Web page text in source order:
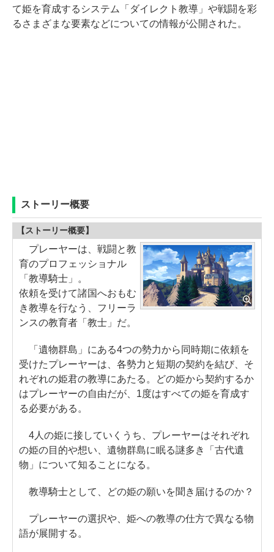
て姫を育成するシステム「ダイレクト教導」や戦闘を彩
るさまざまな要素などについての情報が公開された。
ストーリー概要
【ストーリー概要】
プレーヤーは、戦闘と教
育のプロフェッショナル
「教導騎士」。
依頼を受けて諸国へおもむ
き教導を行なう、フリーラ
ンスの教育者「教士」だ。
「遺物群島」にある4つの勢力から同時期に依頼を
受けたプレーヤーは、各勢力と短期の契約を結び、そ
れぞれの姫君の教導にあたる。どの姫から契約するか
はプレーヤーの自由だが、1度はすべての姫を育成す
る必要がある。
4人の姫に接していくうち、プレーヤーはそれぞれ
の姫の目的や想い、遺物群島に眠る謎多き「古代遺
物」について知ることになる。
教導騎士として、どの姫の願いを聞き届けるのか？
プレーヤーの選択や、姫への教導の仕方で異なる物
語が展開する。